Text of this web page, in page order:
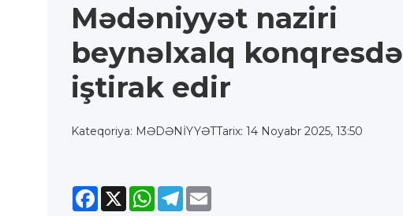
Mədəniyyət naziri
beynəlxalq konqresdə
iştirak edir
Kateqoriya: MƏDƏNİYYƏTTarix: 14 Noyabr 2025, 13:50
Facebook
X WhatsApp
Telegram